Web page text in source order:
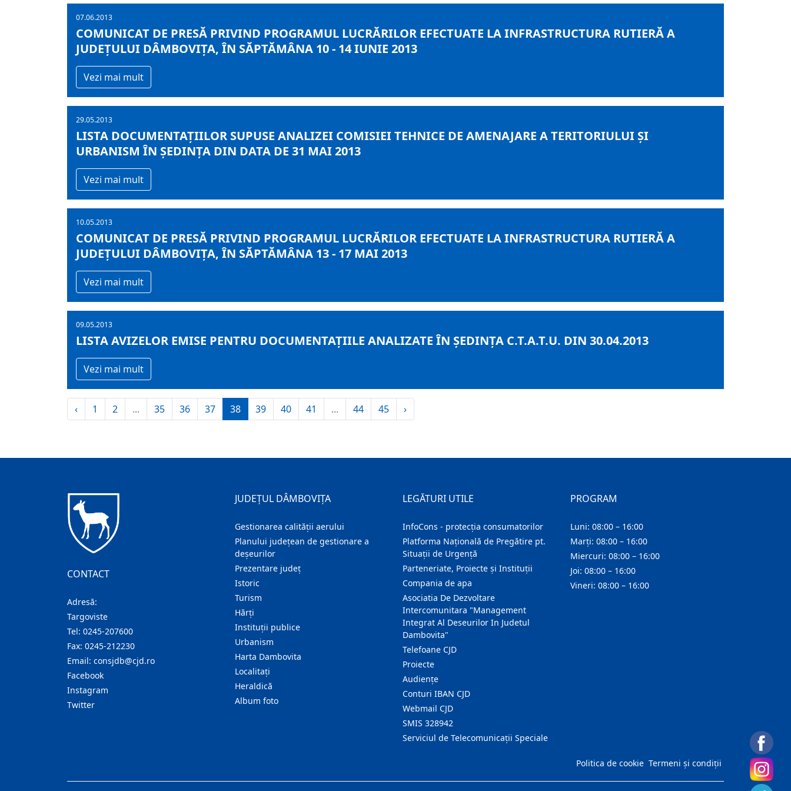
07.06.2013
COMUNICAT DE PRESĂ PRIVIND PROGRAMUL LUCRĂRILOR EFECTUATE LA INFRASTRUCTURA RUTIERĂ A
JUDEŢULUI DÂMBOVIŢA, ÎN SĂPTĂMÂNA 10 - 14 IUNIE 2013
Vezi mai mult
29.05.2013
LISTA DOCUMENTAȚIILOR SUPUSE ANALIZEI COMISIEI TEHNICE DE AMENAJARE A TERITORIULUI ȘI
URBANISM ÎN ȘEDINȚA DIN DATA DE 31 MAI 2013
Vezi mai mult
10.05.2013
COMUNICAT DE PRESĂ PRIVIND PROGRAMUL LUCRĂRILOR EFECTUATE LA INFRASTRUCTURA RUTIERĂ A
JUDEŢULUI DÂMBOVIŢA, ÎN SĂPTĂMÂNA 13 - 17 MAI 2013
Vezi mai mult
09.05.2013
LISTA AVIZELOR EMISE PENTRU DOCUMENTAȚIILE ANALIZATE ÎN ȘEDINȚA C.T.A.T.U. DIN 30.04.2013
Vezi mai mult
‹ 1 2 ... 35 36 37 38 39 40 41 ... 44 45 ›
CONTACT
Adresă:
Targoviste
Tel: 0245-207600
Fax: 0245-212230
Email: consjdb@cjd.ro
Facebook
Instagram
Twitter
JUDEȚUL DÂMBOVIȚA
Gestionarea calității aerului
Planului județean de gestionare a
deșeurilor
Prezentare judeţ
Istoric
Turism
Hărţi
Instituţii publice
Urbanism
Harta Dambovita
Localitaţi
Heraldică
Album foto
LEGĂTURI UTILE
InfoCons - protecția consumatorilor
Platforma Națională de Pregătire pt.
Situații de Urgență
Parteneriate, Proiecte și Instituții
Compania de apa
Asociatia De Dezvoltare
Intercomunitara "Management
Integrat Al Deseurilor In Judetul
Dambovita"
Telefoane CJD
Proiecte
Audienţe
Conturi IBAN CJD
Webmail CJD
SMIS 328942
Serviciul de Telecomunicații Speciale
PROGRAM
Luni: 08:00 – 16:00
Marți: 08:00 – 16:00
Miercuri: 08:00 – 16:00
Joi: 08:00 – 16:00
Vineri: 08:00 – 16:00
Politica de cookie Termeni și condiții